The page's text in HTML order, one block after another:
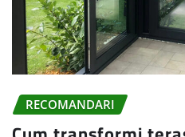
RECOMANDARI